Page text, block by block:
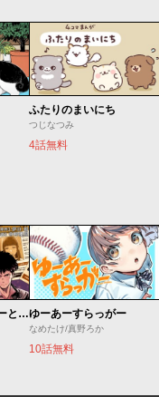
ふたりのまいにち
つじなつみ
4話無料
今夜もシリアルキラーと待ち合わせゆーあーすらっがー
なめたけ/真野ろか
10話無料